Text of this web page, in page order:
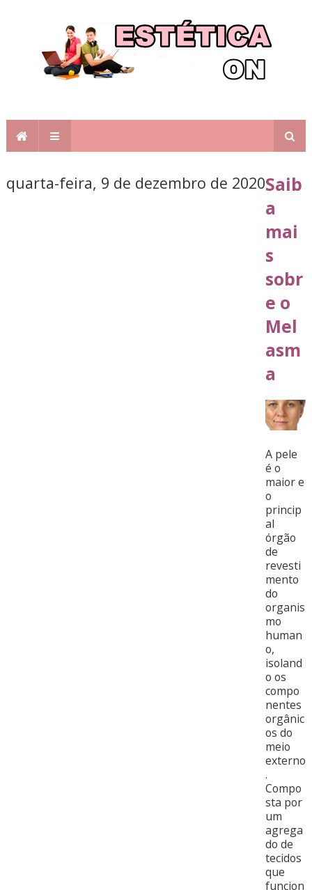
quarta-feira, 9 de dezembro de 2020Saib
a
mai
s
sobr
e o
Mel
asm
a
A pele
é o
maior e
o
princip
al
órgão
de
revesti
mento
do
organis
mo
human
o,
isoland
o os
compo
nentes
orgânic
os do
meio
externo
.
Compo
sta por
um
agrega
do de
tecidos
que
funcion